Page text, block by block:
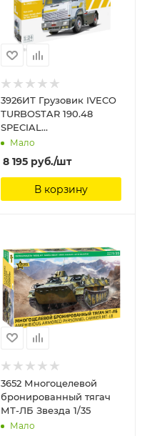
3926ИТ Грузовик IVECO
TURBOSTAR 190.48
SPECIAL
(10013160/170621/0366752,
ИТАЛИЯ ) Italeri 1/24
Мало
8 195руб./шт
В корзину
3652 Многоцелевой
бронированный тягач
МТ-ЛБ Звезда 1/35
Мало